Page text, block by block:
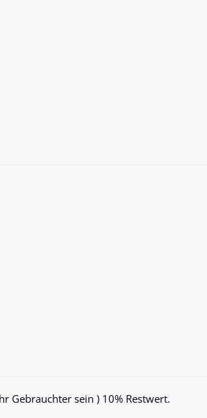
Gebrauchter sein ) 10% Restwert.